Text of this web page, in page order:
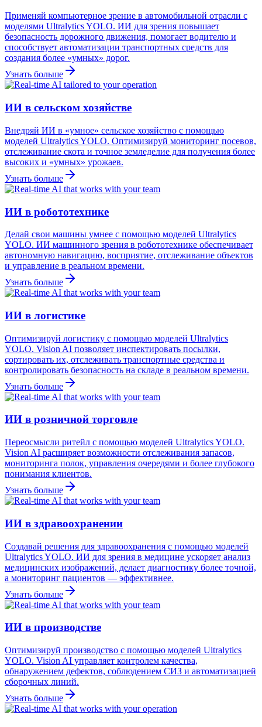
Применяй компьютерное зрение в автомобильной отрасли с
моделями Ultralytics YOLO. ИИ для зрения повышает
безопасность дорожного движения, помогает водителю и
способствует автоматизации транспортных средств для
создания более «умных» дорог.
Узнать больше
ИИ в сельском хозяйстве
Внедряй ИИ в «умное» сельское хозяйство с помощью
моделей Ultralytics YOLO. Оптимизируй мониторинг посевов,
отслеживание скота и точное земледелие для получения более
высоких и «умных» урожаев.
Узнать больше
ИИ в робототехнике
Делай свои машины умнее с помощью моделей Ultralytics
YOLO. ИИ машинного зрения в робототехнике обеспечивает
автономную навигацию, восприятие, отслеживание объектов
и управление в реальном времени.
Узнать больше
ИИ в логистике
Оптимизируй логистику с помощью моделей Ultralytics
YOLO. Vision AI позволяет инспектировать посылки,
сортировать их, отслеживать транспортные средства и
контролировать безопасность на складе в реальном времени.
Узнать больше
ИИ в розничной торговле
Переосмысли ритейл с помощью моделей Ultralytics YOLO.
Vision AI расширяет возможности отслеживания запасов,
мониторинга полок, управления очередями и более глубокого
понимания клиентов.
Узнать больше
ИИ в здравоохранении
Создавай решения для здравоохранения с помощью моделей
Ultralytics YOLO. ИИ для зрения в медицине ускоряет анализ
медицинских изображений, делает диагностику более точной,
а мониторинг пациентов — эффективнее.
Узнать больше
ИИ в производстве
Оптимизируй производство с помощью моделей Ultralytics
YOLO. Vision AI управляет контролем качества,
обнаружением дефектов, соблюдением СИЗ и автоматизацией
сборочных линий.
Узнать больше